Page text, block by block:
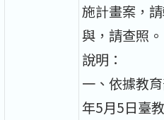
施計畫案，
與，請查照。
說明：
一、依據教
年5月5日臺